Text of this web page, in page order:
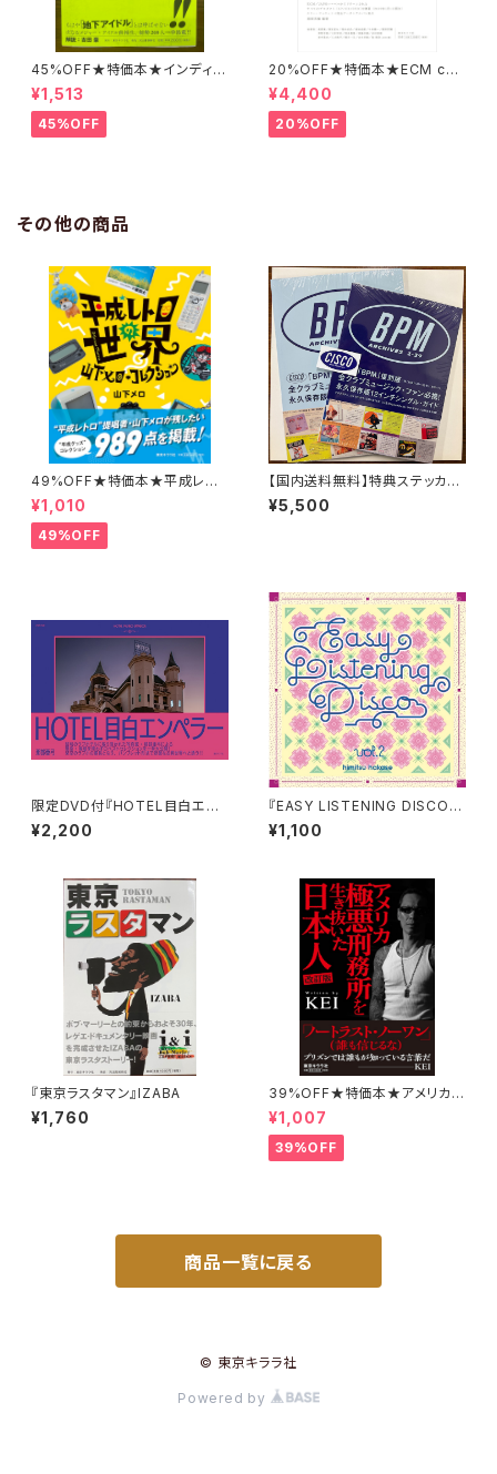
45%OFF★特価本★インディー
ズアイドル名鑑 諏訪稔
¥1,513
45%OFF
20%OFF★特価本★ECM cat
alog 増補改訂版／50th Anni
versary 稲岡邦彌 編著 revi
sed edition
¥4,400
20%OFF
その他の商品
49%OFF★特価本★平成レト
ロの世界 山下メロ・コレクショ
ン
¥1,010
49%OFF
【国内送料無料】特典ステッカー
付『BPM ARCHIVES』 上下巻S
ET
¥5,500
限定DVD付『HOTEL目白エン
ペラー』 那部亜弓
¥2,200
『EASY LISTENING DISCO V
ol.2』Mixed by 秘密博士
¥1,100
『東京ラスタマン』IZABA
¥1,760
39%OFF★特価本★アメリカ極
悪刑務所を生き抜いた日本人 改
訂版 KEI
¥1,007
39%OFF
商品一覧に戻る
© 東京キララ社
Powered by